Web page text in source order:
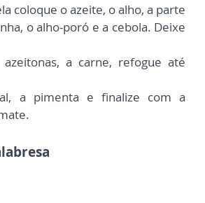
coloque o azeite, o alho, a parte
o alho-poró e a cebola. Deixe
a carne, refogue até
a pimenta e finalize com a